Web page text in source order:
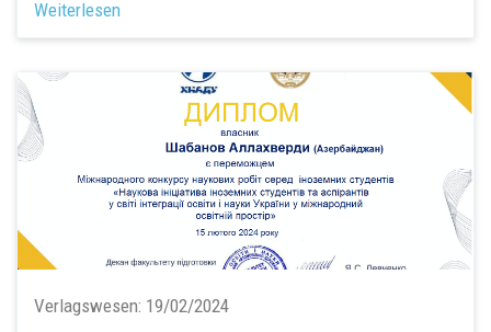
Weiterlesen
Verlagswesen: 19/02/2024